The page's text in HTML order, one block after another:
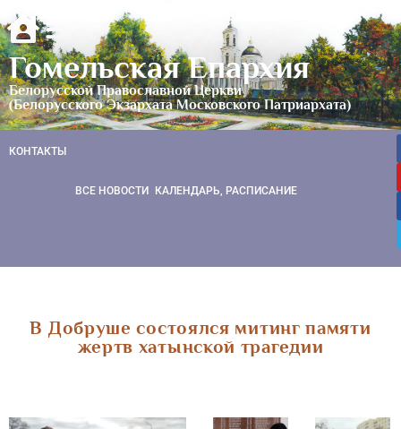
Гомельская Епархия
Белорусской Православной Церкви
(Белорусского Экзархата Московского Патриархата)
КОНТАКТЫ
ВСЕ НОВОСТИ КАЛЕНДАРЬ, РАСПИСАНИЕ
В Добруше состоялся митинг памяти
жертв хатынской трагедии